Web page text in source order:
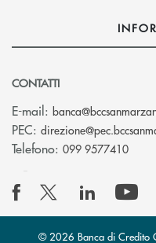
CONTATTI
E-mail:
PEC:
Telefono: 099 9577410
© 2026 Banca di Credito